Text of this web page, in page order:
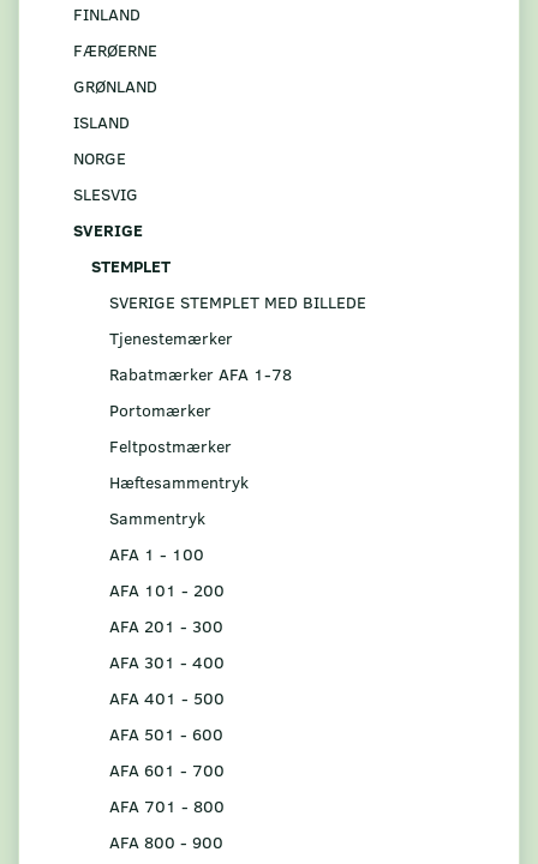
FINLAND
FÆRØERNE
GRØNLAND
ISLAND
NORGE
SLESVIG
SVERIGE
STEMPLET
SVERIGE STEMPLET MED BILLEDE
Tjenestemærker
Rabatmærker AFA 1-78
Portomærker
Feltpostmærker
Hæftesammentryk
Sammentryk
AFA 1 - 100
AFA 101 - 200
AFA 201 - 300
AFA 301 - 400
AFA 401 - 500
AFA 501 - 600
AFA 601 - 700
AFA 701 - 800
AFA 800 - 900